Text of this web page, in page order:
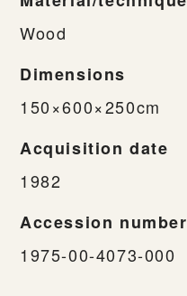
Wood
Dimensions
150×600×250cm
Acquisition date
1982
Accession number
1975-00-4073-000